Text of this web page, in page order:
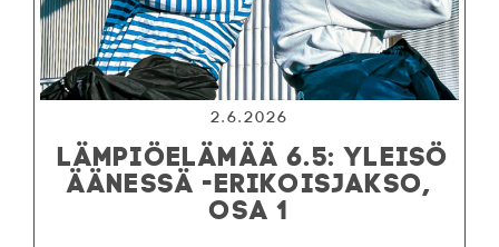
2.6.2026
LÄMPIÖELÄMÄÄ 6.5: YLEISÖ
ÄÄNESSÄ -ERIKOISJAKSO,
OSA 1